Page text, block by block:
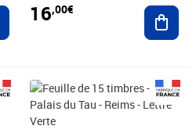
au panier
16,00€
Prix 22,80€